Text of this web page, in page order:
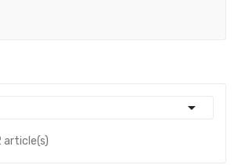

article(s)